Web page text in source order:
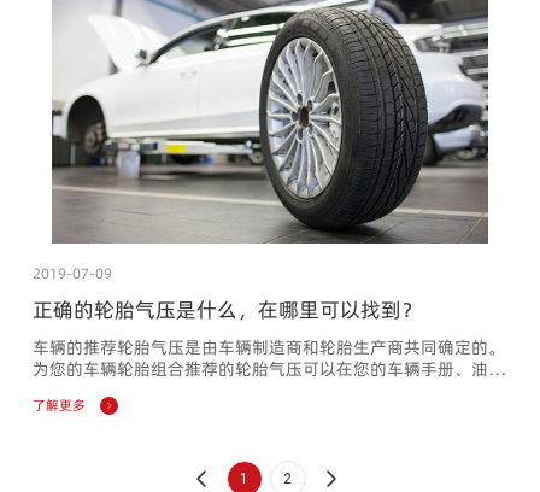
2019-07-09
正确的轮胎气压是什么，在哪里可以找到？
车辆的推荐轮胎气压是由车辆制造商和轮胎生产商共同确定的。
为您的车辆轮胎组合推荐的轮胎气压可以在您的车辆手册、油箱
盖内侧或驾驶位的门柱上找到。轮胎气压影响车辆性能的许多重
要方面，比如：驾驶舒适性、方向稳定性、转向和刹车抓地力，
产生不利影响。一般来说轮胎每个月会损失一磅/平方英寸的压
力, 所以在长途旅行前检查一下轮胎气压,甚至备胎也要检查。
了解更多
1 2